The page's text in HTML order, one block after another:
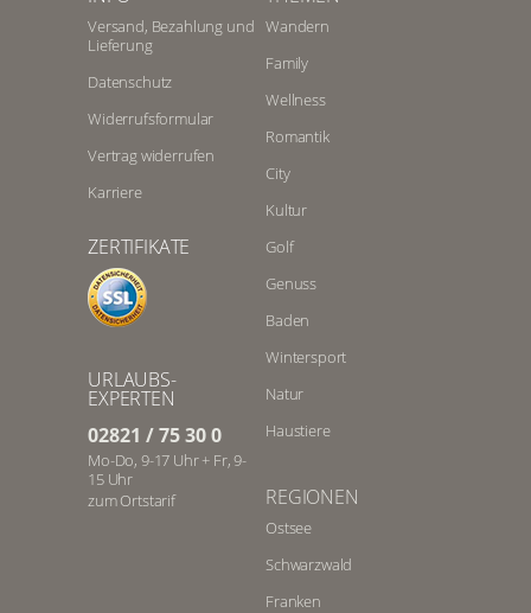
Versand, Bezahlung und
Lieferung
Datenschutz
Widerrufsformular
Vertrag widerrufen
Karriere
ZERTIFIKATE
URLAUBS-
EXPERTEN
02821 / 75 30 0
Mo-Do, 9-17 Uhr + Fr, 9-
15 Uhr
zum Ortstarif
Wandern
Family
Wellness
Romantik
City
Kultur
Golf
Genuss
Baden
Wintersport
Natur
Haustiere
REGIONEN
Ostsee
Schwarzwald
Franken